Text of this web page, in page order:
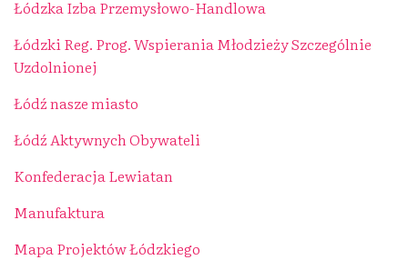
Łódzka Izba Przemysłowo-Handlowa
Łódzki Reg. Prog. Wspierania Młodzieży Szczególnie
Uzdolnionej
Łódź nasze miasto
Łódź Aktywnych Obywateli
Konfederacja Lewiatan
Manufaktura
Mapa Projektów Łódzkiego